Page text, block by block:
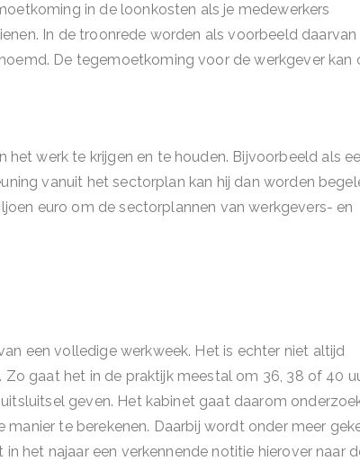
in de loonkosten als je medewerkers
In de troonrede worden als voorbeeld daarvan
De tegemoetkoming voor de werkgever kan
werk te krijgen en te houden. Bijvoorbeeld als
vanuit het sectorplan kan hij dan worden
euro om de sectorplannen van werkgevers- en
een volledige werkweek. Het is echter niet altijd
gaat het in de praktijk meestal om 36, 38 of 40
geven. Het kabinet gaat daarom
te berekenen. Daarbij wordt onder meer
het najaar een verkennende notitie hierover naar